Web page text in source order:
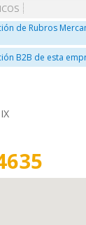
de Rubros
B2B de esta